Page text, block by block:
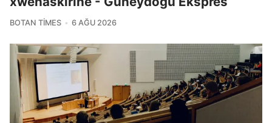
BOTAN TIMES 6 AĞU 2026